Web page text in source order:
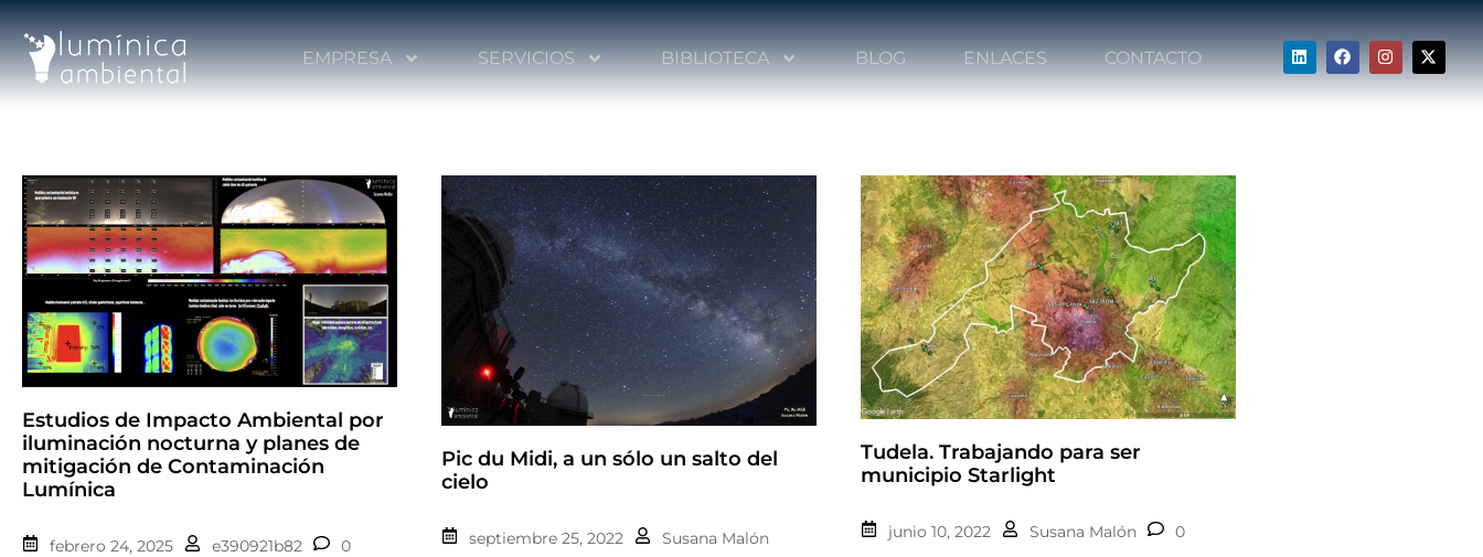
EMPRESA SERVICIOS BIBLIOTECA BLOG ENLACES CONTACTO
Estudios de Impacto Ambiental por
iluminación nocturna y planes de
mitigación de Contaminación
Lumínica
febrero 24, 2025 e390921b82 0
Pic du Midi, a un sólo un salto del
cielo
septiembre 25, 2022 Susana Malón
Tudela. Trabajando para ser
municipio Starlight
junio 10, 2022 Susana Malón 0